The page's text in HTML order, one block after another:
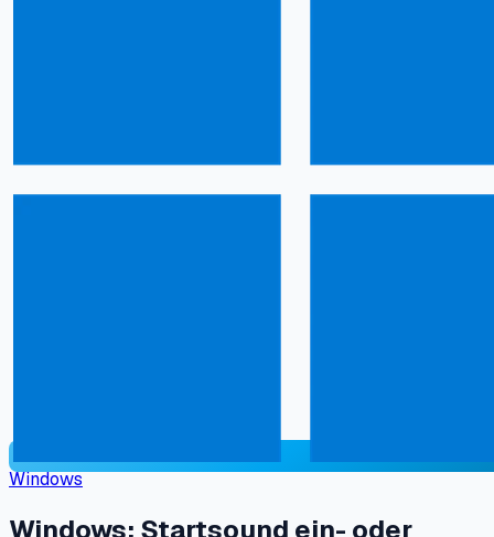
Windows
Windows: Startsound ein- oder